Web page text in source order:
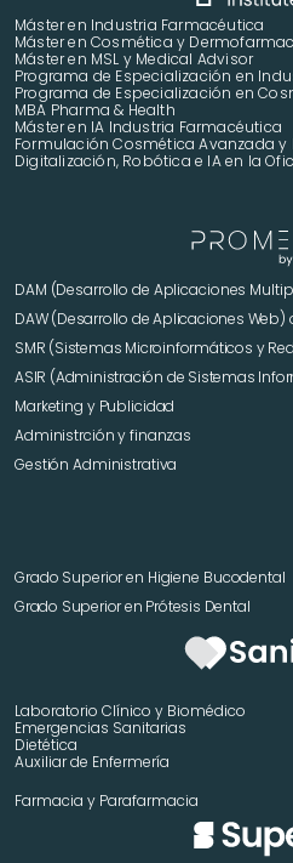
Máster en Industria Farmacéutica
Máster en Cosmética y
Máster en MSL y Medical Advisor
Programa de Especialización en
Programa de Especialización en
MBA Pharma & Health
Máster en IA Industria Farmacéutica
Formulación Cosmética Avanzada y
Digitalización, Robótica e IA en la
DAM (Desarrollo de Aplicaciones
DAW (Desarrollo de Aplicaciones Web)
SMR (Sistemas Microinformáticos y
ASIR (Administración de Sistemas
Marketing y Publicidad
Administrción y finanzas
Gestión Administrativa
Grado Superior en Higiene Bucodental
Grado Superior en Prótesis Dental
Laboratorio Clínico y Biomédico
Emergencias Sanitarias
Dietética
Auxiliar de Enfermería
Farmacia y Parafarmacia